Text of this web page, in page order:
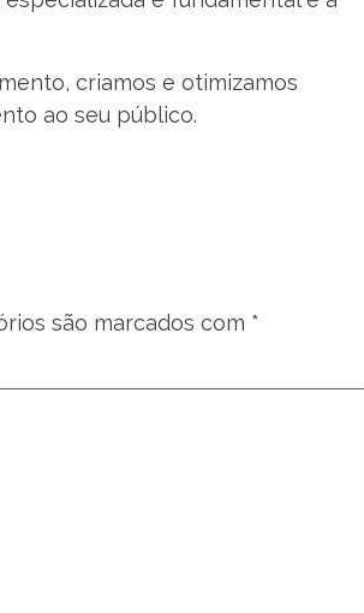
criamos e otimizamos
ao seu público.
são marcados com *